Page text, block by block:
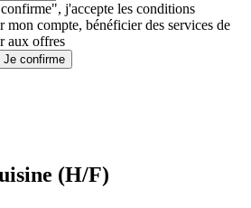
j'accepte les conditions
mon compte, bénéficier des services de
aux offres
Je confirme
(H/F)